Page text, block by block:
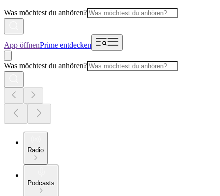
Was möchtest du anhören?
App öffnenPrime entdecken
Was möchtest du anhören?
Radio
Podcasts